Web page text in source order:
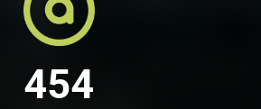
454